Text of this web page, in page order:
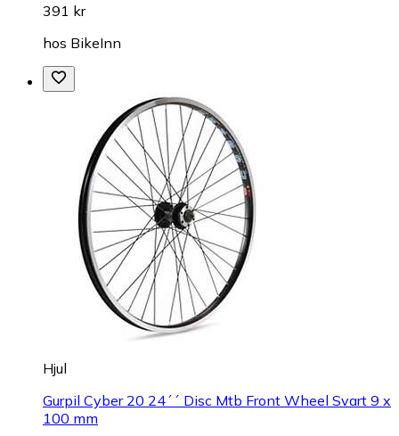
391 kr
hos BikeInn
Hjul
Gurpil Cyber 20 24´´ Disc Mtb Front Wheel Svart 9 x
100 mm